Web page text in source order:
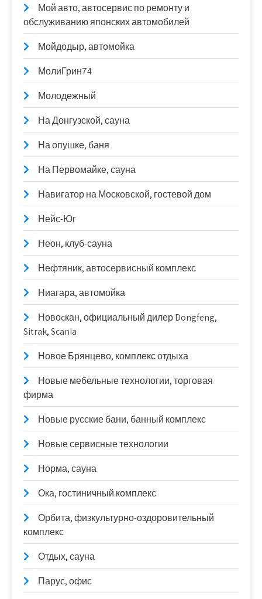
Мой авто, автосервис по ремонту и
обслуживанию японских автомобилей
Мойдодыр, автомойка
МолиГрин74
Молодежный
На Донгузской, сауна
На опушке, баня
На Первомайке, сауна
Навигатор на Московской, гостевой дом
Нейс-Юг
Неон, клуб-сауна
Нефтяник, автосервисный комплекс
Ниагара, автомойка
Новоcкан, официальный дилер Dongfeng,
Sitrak, Scania
Новое Брянцево, комплекс отдыха
Новые мебельные технологии, торговая
фирма
Новые русские бани, банный комплекс
Новые сервисные технологии
Норма, сауна
Ока, гостиничный комплекс
Орбита, физкультурно-оздоровительный
комплекс
Отдых, сауна
Парус, офис